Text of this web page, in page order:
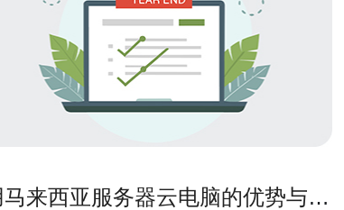
来西亚服务器云电脑的优势与应